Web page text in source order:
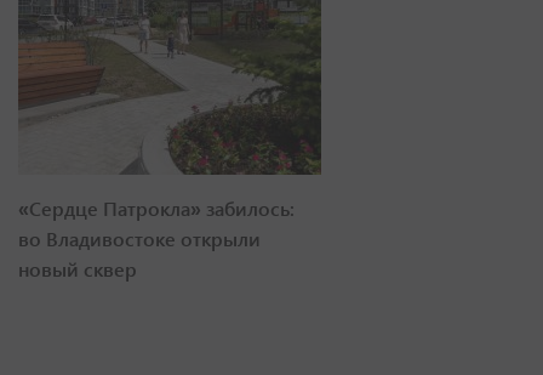
«Сердце Патрокла» забилось:
во Владивостоке открыли
новый сквер